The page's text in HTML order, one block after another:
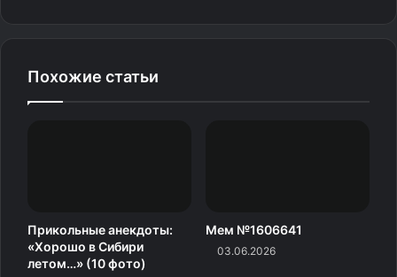
Похожие статьи
Прикольные анекдоты:
«Хорошо в Сибири
летом…» (10 фото)
Мем №1606641
03.06.2026